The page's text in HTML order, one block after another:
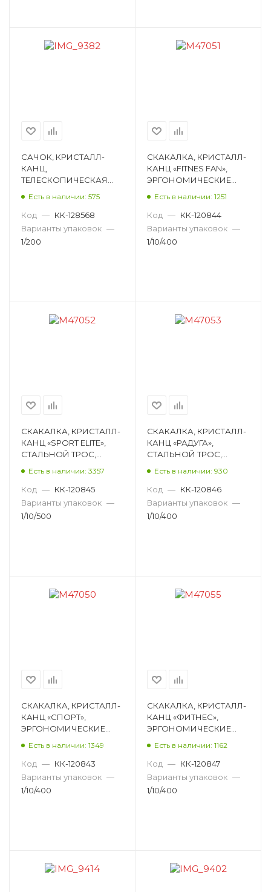
САЧОК, КРИСТАЛЛ-
КАНЦ,
ТЕЛЕСКОПИЧЕСКАЯ
Есть в наличии: 575
Код — КК-128568
Варианты упаковок —
1/200
СКАКАЛКА, КРИСТАЛЛ-
КАНЦ «FITNES FAN»,
ЭРГОНОМИЧЕСКИЕ
Есть в наличии: 1251
Код — КК-120844
Варианты упаковок —
1/10/400
СКАКАЛКА, КРИСТАЛЛ-
КАНЦ «SPORT ELITE»,
СТАЛЬНОЙ ТРОС,
M47052
Есть в наличии: 3357
Код — КК-120845
Варианты упаковок —
1/10/500
СКАКАЛКА, КРИСТАЛЛ-
КАНЦ «РАДУГА»,
СТАЛЬНОЙ ТРОС,
M47053
Есть в наличии: 930
Код — КК-120846
Варианты упаковок —
1/10/400
СКАКАЛКА, КРИСТАЛЛ-
КАНЦ «СПОРТ»,
ЭРГОНОМИЧЕСКИЕ
Есть в наличии: 1349
Код — КК-120843
Варианты упаковок —
1/10/400
СКАКАЛКА, КРИСТАЛЛ-
КАНЦ «ФИТНЕС»,
ЭРГОНОМИЧЕСКИЕ
Есть в наличии: 1162
Код — КК-120847
Варианты упаковок —
1/10/400